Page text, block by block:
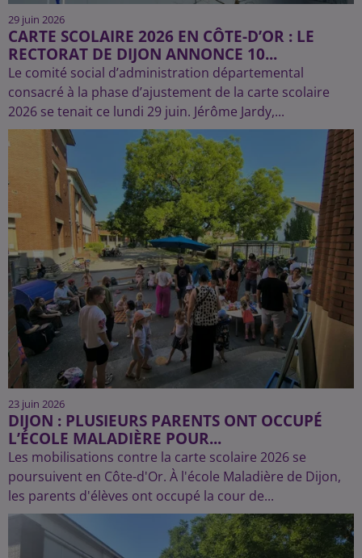
29 juin 2026
CARTE SCOLAIRE 2026 EN CÔTE-D’OR : LE
RECTORAT DE DIJON ANNONCE 10...
Le comité social d’administration départemental
consacré à la phase d’ajustement de la carte scolaire
2026 se tenait ce lundi 29 juin. Jérôme Jardy,...
23 juin 2026
DIJON : PLUSIEURS PARENTS ONT OCCUPÉ
L’ÉCOLE MALADIÈRE POUR...
Les mobilisations contre la carte scolaire 2026 se
poursuivent en Côte-d'Or. À l'école Maladière de Dijon,
les parents d'élèves ont occupé la cour de...